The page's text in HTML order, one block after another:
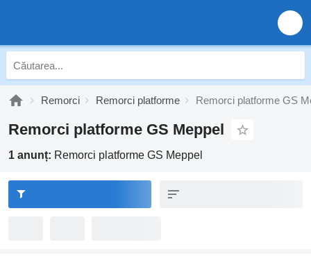
Remorci Remorci platforme Remorci platforme GS
Remorci platforme GS Meppel
1 anunț: Remorci platforme GS Meppel